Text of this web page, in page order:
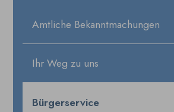
Amtliche Bekanntmachungen
Ihr Weg zu uns
Bürgerservice